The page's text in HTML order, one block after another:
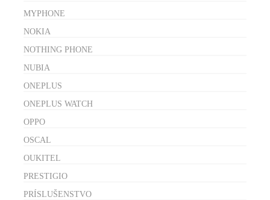
MYPHONE
NOKIA
NOTHING PHONE
NUBIA
ONEPLUS
ONEPLUS WATCH
OPPO
OSCAL
OUKITEL
PRESTIGIO
PRÍSLUŠENSTVO